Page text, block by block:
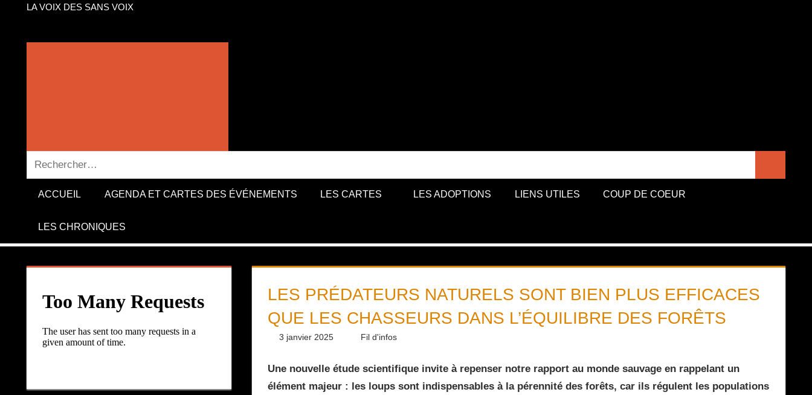
LA VOIX DES SANS VOIX
Recherche
pour :
ACCUEIL AGENDA ET CARTES DES ÉVÉNEMENTS LES CARTES LES ADOPTIONS LIENS UTILES COUP DE COEUR
LES CHRONIQUES
LES PRÉDATEURS NATURELS SONT BIEN PLUS EFFICACES
QUE LES CHASSEURS DANS L’ÉQUILIBRE DES FORÊTS
3 janvier 2025 Daniel
Fil d'infos
Une nouvelle étude scientifique invite à repenser notre rapport au monde sauvage en rappelant un
élément majeur : les loups sont indispensables à la pérennité des forêts, car ils régulent les populations